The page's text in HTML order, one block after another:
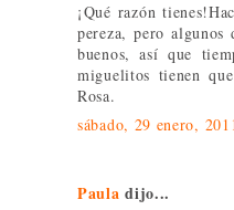
¡Qué razón
pereza, pero algunos
buenos, así que
miguelitos tienen
Rosa.
sábado, 29 enero,
Paula dijo...